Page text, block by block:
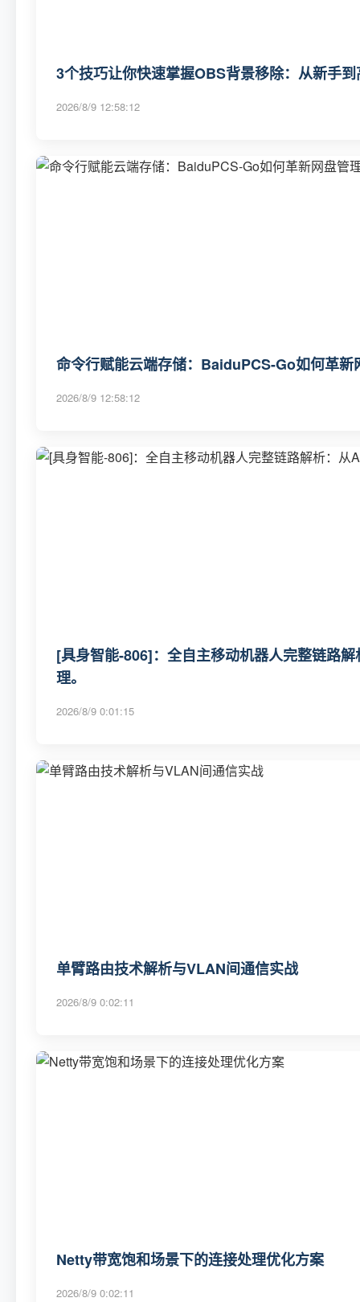
3个技巧让你快速掌握OBS背景移除：从新手
2026/8/9 12:58:12
命令行赋能云端存储：BaiduPCS-Go如何革新
2026/8/9 12:58:12
[具身智能-806]：全自主移动机器人完整链路
理。
2026/8/9 0:01:15
单臂路由技术解析与VLAN间通信实战
2026/8/9 0:02:11
Netty带宽饱和场景下的连接处理优化方案
2026/8/9 0:02:11